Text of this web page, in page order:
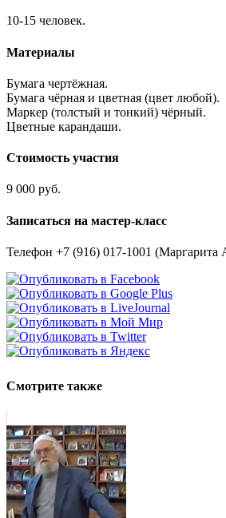
10-15 человек.
Материалы
Бумага чертёжная.
Бумага чёрная и цветная (цвет любой).
Маркер (толстый и тонкий) чёрный.
Цветные карандаши.
Стоимость участия
9 000 руб.
Записаться на мастер-класс
Телефон +7 (916) 017-1001 (Маргарита
Смотрите также